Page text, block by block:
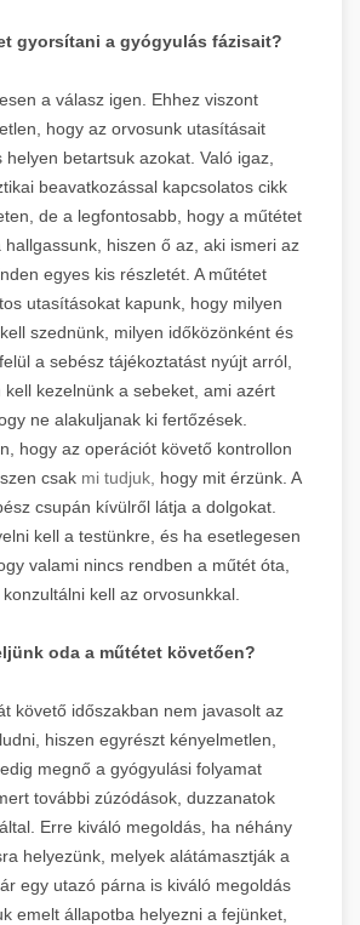
gyorsítani a gyógyulás fázisait?
a válasz igen. Ehhez viszont
hogy az orvosunk utasításait
helyen betartsuk azokat. Való igaz,
beavatkozással kapcsolatos cikk
de a legfontosabb, hogy a műtétet
hiszen ő az, aki ismeri az
egyes kis részletét. A műtétet
utasításokat kapunk, hogy milyen
szednünk, milyen időközönként és
a sebész tájékoztatást nyújt arról,
kell kezelnünk a sebeket, ami azért
ne alakuljanak ki fertőzések.
hogy az operációt követő kontrollon
csak mi tudjuk, hogy mit érzünk. A
csupán kívülről látja a dolgokat.
kell a testünkre, és ha esetlegesen
valami nincs rendben a műtét óta,
kell az orvosunkkal.
oda a műtétet követően?
követő időszakban nem javasolt az
hiszen egyrészt kényelmetlen,
megnő a gyógyulási folyamat
további zúzódások, duzzanatok
Erre kiváló megoldás, ha néhány
helyezünk, melyek alátámasztják a
egy utazó párna is kiváló megoldás
emelt állapotba helyezni a fejünket,